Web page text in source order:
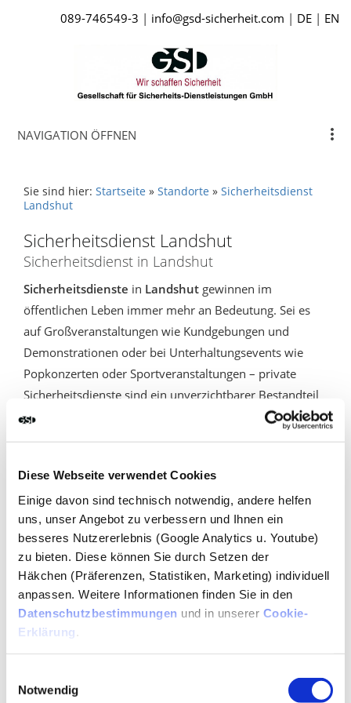
Diese Webseite verwendet Cookies
Einige davon sind technisch notwendig, andere helfen
uns, unser Angebot zu verbessern und Ihnen ein
besseres Nutzererlebnis (Google Analytics u. Youtube)
zu bieten. Diese können Sie durch Setzen der
Häkchen (Präferenzen, Statistiken, Marketing) individuell
anpassen. Weitere Informationen finden Sie in den
Datenschutzbestimmungen und in unserer Cookie-
Erklärung
Notwendig
089-746549-3 | info@gsd-sicherheit.com | DE | EN
NAVIGATION ÖFFNEN
Sie sind hier: Startseite » Standorte » Sicherheitsdienst
Landshut
Sicherheitsdienst Landshut
Sicherheitsdienst in Landshut
Sicherheitsdienste in Landshut gewinnen im
öffentlichen Leben immer mehr an Bedeutung. Sei es
auf Großveranstaltungen wie Kundgebungen und
Demonstrationen oder bei Unterhaltungsevents wie
Popkonzerten oder Sportveranstaltungen – private
Sicherheitsdienste sind ein unverzichtbarer Bestandteil
jedes umfassenden Sicherheitskonzeptes geworden.
Ordnung und Sicherheit im öffentlichen Raum zu
gewährleisten, z. B. an U-Bahn-Stationen, in Parks, an
Badeseen oder auf anderen großen Freizeitgeländen.
AuchSicherheitsdienste Landshuthaben in der
Vergangenheit immer wieder ihre Zuverlässigkeit bei
solchen Einsätzen bewiesen. Natürlich gehören zum
Aufgabengebiet der Sicherheitsfirma München auch die
klassischen Bereiche wie Werkschutz, Wachschutz und
Aufschaltung von Alarmanlagen an. Aber